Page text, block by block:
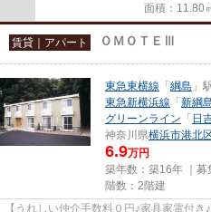
面積：11.80
賃貸｜アパート ＯＭＯＴＥⅢ
東急東横線 「 綱島 」
東急新横浜線 「 新綱
グリーンライン 「 日
神奈川県横浜市港北
6.9万円
築年数：築16年 ｜募
階数：2階建
【うれしい仲介手数料０円♪家具家電付き♪